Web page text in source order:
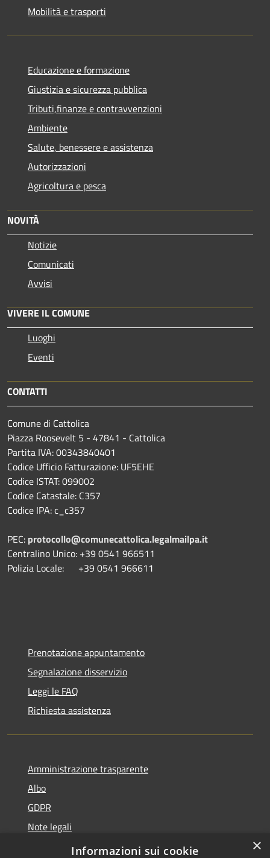
Mobilità e trasporti
Educazione e formazione
Giustizia e sicurezza pubblica
Tributi,finanze e contravvenzioni
Ambiente
Salute, benessere e assistenza
Autorizzazioni
Agricoltura e pesca
NOVITÀ
Notizie
Comunicati
Avvisi
VIVERE IL COMUNE
Luoghi
Eventi
CONTATTI
Comune di Cattolica
Piazza Roosevelt 5 - 47841 - Cattolica
Partita IVA: 00343840401
Codice Ufficio Fatturazione: UF5EHE
Codice ISTAT: 099002
Codice Catastale: C357
Codice IPA: c_c357
PEC: protocollo@comunecattolica.legalmailpa.it
Centralino Unico: +39 0541 966511
Polizia Locale: +39 0541 966611
Prenotazione appuntamento
Segnalazione disservizio
Leggi le FAQ
Richiesta assistenza
Amministrazione trasparente
Albo
GDPR
Note legali
Dichiarazione di accessibilità
×
Informazioni sui cookie